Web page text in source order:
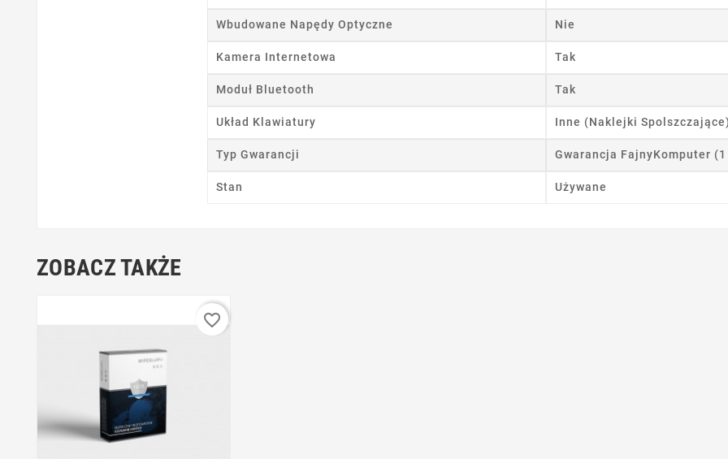
Wbudowane Napędy Optyczne Nie
Kamera Internetowa Tak
Moduł Bluetooth Tak
Układ Klawiatury Inne (Naklejki
Typ Gwarancji Gwarancja FajnyKomputer (1
Stan Używane
ZOBACZ TAKŻE
favorite_border
Anuluj Utwórz listę życzeń